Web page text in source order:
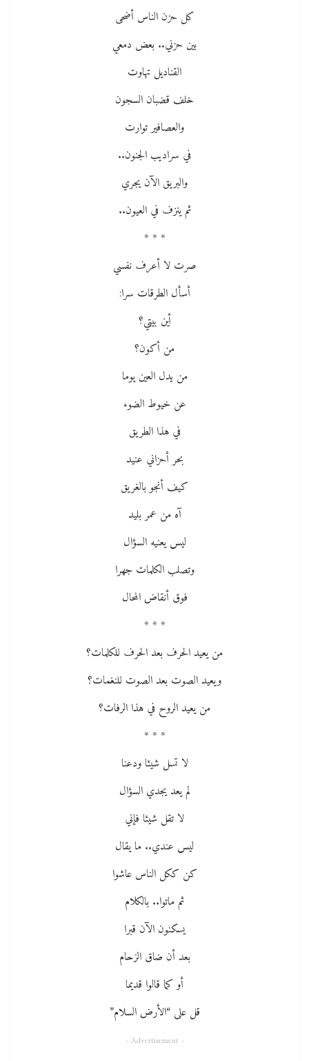
كل حزن الناس أضحى
بين حزني.. بعض دمعي
القناديل تهاوت
خلف قضبان السجون
والعصافير توارت
في سراديب الجنون..
والبريق الآن يجري
ثم ينزف في العيون..
* * *
صرت لا أعرف نفسي
أسأل الطرقات سرا:
أين بيتي؟
من أكون؟
من يدل العين يوما
عن خيوط الضوء
في هذا الطريق
بحر أحزاني عنيد
كيف أنجو بالغريق
آه من عمر بليد
ليس يعنيه السؤال
وتصلب الكلمات جهرا
فوق أنقاض المحال
* * *
من يعيد الحرف بعد الحرف للكلمات؟
ويعيد الصوت بعد الصوت للنغمات؟
من يعيد الروح في هذا الرفات؟
* * *
لا تسل شيئا ودعنا
لم يعد يجدي السؤال
لا تقل شيئا فإني
ليس عندي.. ما يقال
كن ككل الناس عاشوا
ثم ماتوا.. بالكلام
يسكنون الآن قبرا
بعد أن ضاق الزحام
أو كما قالوا قديما
قل على “الأرض السلام”
- Advertisement -